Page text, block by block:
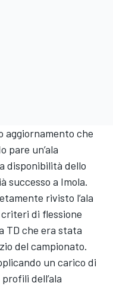
aggiornamento che
pare un’ala
disponibilità dello
successo a Imola.
rivisto l’ala
di flessione
TD che era stata
del campionato.
un carico di
dell’ala